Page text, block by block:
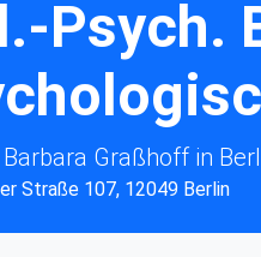
Psych.
Graßhoff in
Straße 107, 12049 Berlin